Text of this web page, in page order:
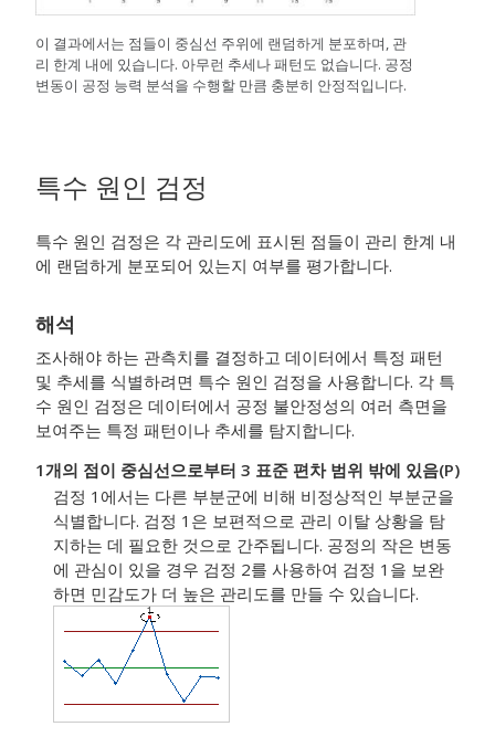
이 결과에서는 점들이 중심선 주위에 랜덤하게 분포하며, 관
리 한계 내에 있습니다. 아무런 추세나 패턴도 없습니다. 공정
변동이 공정 능력 분석을 수행할 만큼 충분히 안정적입니다.
특수 원인 검정
특수 원인 검정은 각 관리도에 표시된 점들이 관리 한계 내
에 랜덤하게 분포되어 있는지 여부를 평가합니다.
해석
조사해야 하는 관측치를 결정하고 데이터에서 특정 패턴
및 추세를 식별하려면 특수 원인 검정을 사용합니다. 각 특
수 원인 검정은 데이터에서 공정 불안정성의 여러 측면을
보여주는 특정 패턴이나 추세를 탐지합니다.
1개의 점이 중심선으로부터 3 표준 편차 범위 밖에 있음(P)
검정 1에서는 다른 부분군에 비해 비정상적인 부분군을
식별합니다. 검정 1은 보편적으로 관리 이탈 상황을 탐
지하는 데 필요한 것으로 간주됩니다. 공정의 작은 변동
에 관심이 있을 경우 검정 2를 사용하여 검정 1을 보완
하면 민감도가 더 높은 관리도를 만들 수 있습니다.